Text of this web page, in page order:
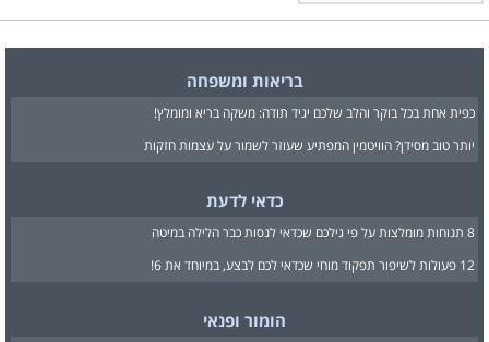
בריאות ומשפחה
כפית אחת בכל בוקר והלב שלכם יגיד תודה: משקה בריא ומומלץ!
יותר טוב מסידן? הוויטמין המפתיע שעוזר לשמור על עצמות חזקות
כדאי לדעת
8 תנוחות מומלצות על פי גילכם שכדאי לנסות כבר הלילה במיטה
12 פעולות לשיפור תפקוד מוחי שכדאי לכם לבצע, במיוחד את 6!
הומור ופנאי